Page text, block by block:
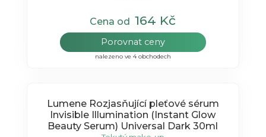
Cena od 164 Kč
Porovnat ceny
nalezeno ve 4 obchodech
Lumene Rozjasňující pleťové sérum
Invisible Illumination (Instant Glow
Beauty Serum) Universal Dark 30ml